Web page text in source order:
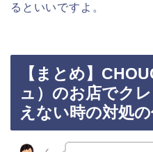
るといいですよ。
【まとめ】
ュ）のお店でク
えない時の対処